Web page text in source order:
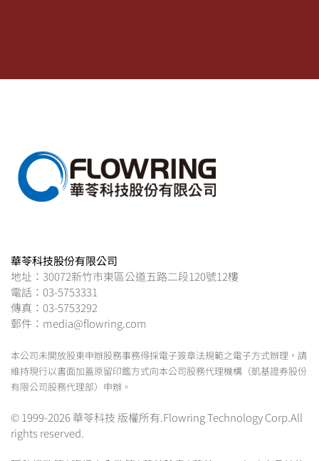
華苓科技股份有限公司
地址：30072新竹市東區公道五路二段120號12樓
電話：03-5753331
傳真：03-5753292
郵件：media@flowring.com
本公司未開放股東申辦股務事務得採電子簽章法規範之電子方式辦理，請
維持現行以書面加蓋原留印鑑方式向本公司股務代理機構（凱基證券股份
有限公司股務代理部）申辦。
© 1999-2026 華苓科技 版權所有.Flowring Technology Corp.All
rights reserved.